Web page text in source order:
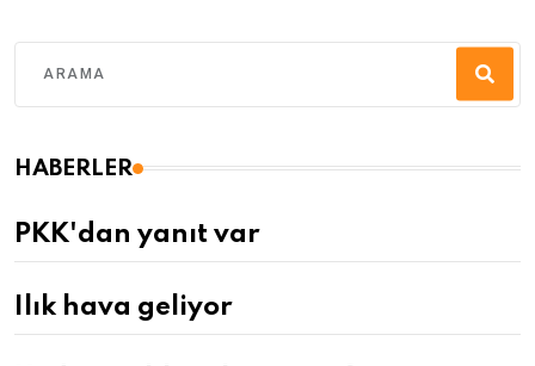
HABERLER
PKK'dan yanıt var
Ilık hava geliyor